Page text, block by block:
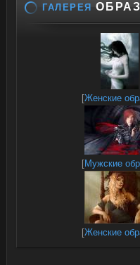
ГАЛЕРЕЯ
[Женские
[Мужские
[Женские